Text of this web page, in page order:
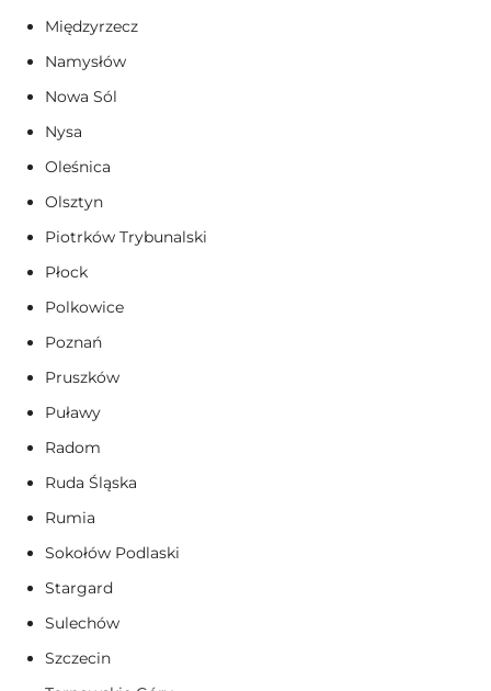
Międzyrzecz
Namysłów
Nowa Sól
Nysa
Oleśnica
Olsztyn
Piotrków Trybunalski
Płock
Polkowice
Poznań
Pruszków
Puławy
Radom
Ruda Śląska
Rumia
Sokołów Podlaski
Stargard
Sulechów
Szczecin